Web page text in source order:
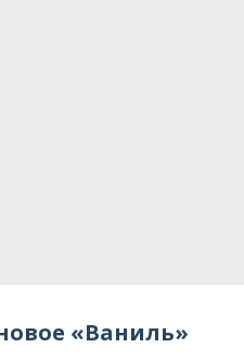
«Ваниль»